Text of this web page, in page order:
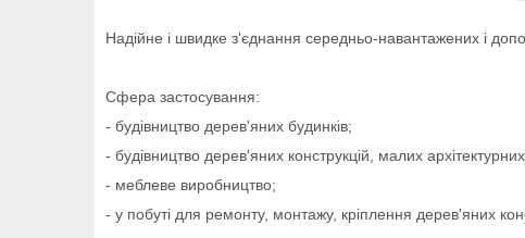
Надійне і швидке з'єднання середньо-навантажених і
Сфера застосування:
- будівництво дерев'яних будинків;
- будівництво дерев'яних конструкцій, малих
- меблеве виробництво;
- у побуті для ремонту, монтажу, кріплення дерев'яних